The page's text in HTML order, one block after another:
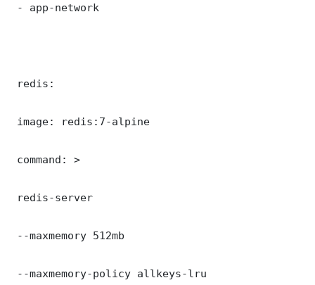
- app-network
redis:
image: redis:7-alpine
command: >
redis-server
--maxmemory 512mb
--maxmemory-policy allkeys-lru